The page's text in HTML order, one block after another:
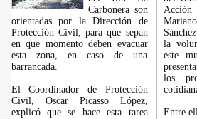
Carbonera son
orientadas por la Dirección de
Protección Civil, para que sepan
en que momento deben evacuar
esta zona, en caso de una
barrancada.
El Coordinador de Protección
Civil, Oscar Picasso López,
explicó que se hace esta tarea
Acción
la
este
los
Entre